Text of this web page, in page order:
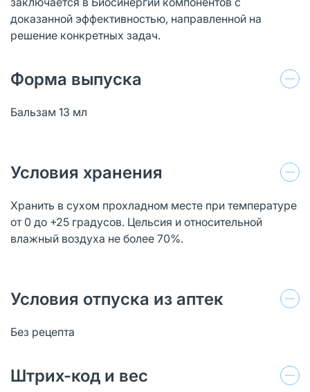
доказанной эффективностью, направленной на
решение конкретных задач.
Форма выпуска
Бальзам 13 мл
Условия хранения
Хранить в сухом прохладном месте при температуре
от 0 до +25 градусов. Цельсия и относительной
влажный воздуха не более 70%.
Условия отпуска из аптек
Без рецепта
Штрих-код и вес